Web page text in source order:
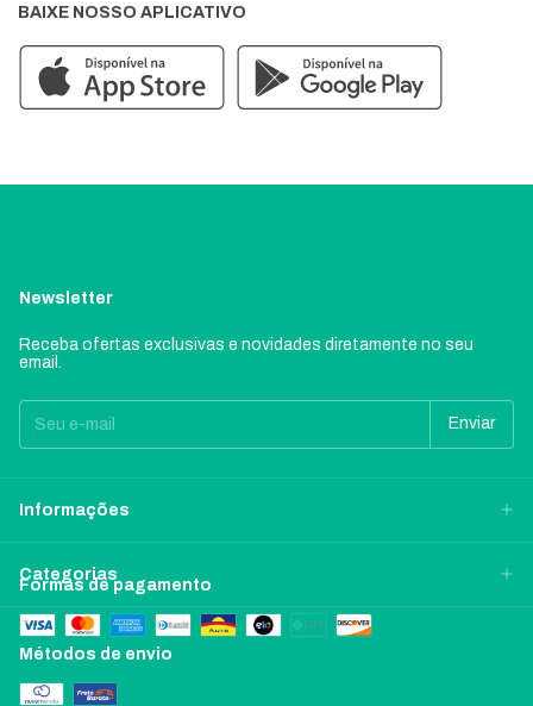
BAIXE NOSSO APLICATIVO
Newsletter
Receba ofertas exclusivas e novidades diretamente no seu
email.
Informações
Categorias
Formas de pagamento
Métodos de envio